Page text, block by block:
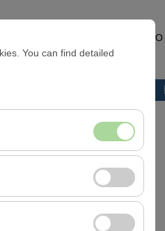
You can find detailed
Sitzungsverwaltung
meistbesuchte
messen und die
EURO